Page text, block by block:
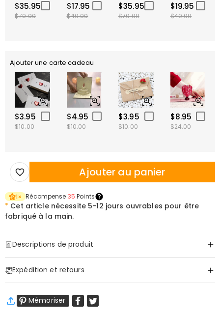
$35.95
$70.00
$17.95
$40.00
$35.95
$70.00
$19.95
$40.00
Ajouter une carte cadeau
$3.95
$10.00
$4.95
$10.00
$3.95
$10.00
$8.95
$24.00
Ajouter au panier
1× Récompense 35 Points
* Cet article nécessite 5-12 jours ouvrables pour être
fabriqué à la main.
Descriptions de produit
Expédition et retours
Livraison standard:9-18Jours ouvrables
Mémoriser